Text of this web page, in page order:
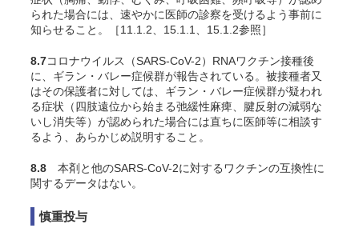
られた場合には、速やかに医師の診察を受けるよう事前に
知らせること。［11.1.2、15.1.1、15.1.2参照］
8.7コロナウイルス（SARS-CoV-2）RNAワクチン接種後
に、ギラン・バレー症候群が報告されている。被接種者又
はその保護者に対しては、ギラン・バレー症候群が疑われ
る症状（四肢遠位から始まる弛緩性麻痺、腱反射の減弱な
いし消失等）が認められた場合には直ちに医師等に相談す
るよう、あらかじめ説明すること。
8.8 本剤と他のSARS-CoV-2に対するワクチンの互換性に
関するデータはない。
慎重投与